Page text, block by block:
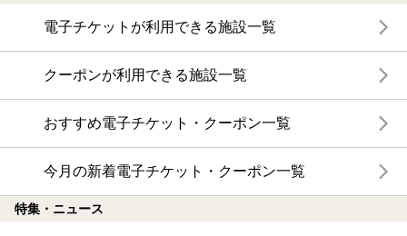
電子チケットが利用できる施設一覧
クーポンが利用できる施設一覧
おすすめ電子チケット・クーポン一覧
今月の新着電子チケット・クーポン一覧
特集・ニュース